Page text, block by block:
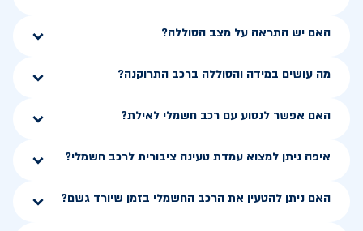
האם יש התראה על מצב הסוללה?
מה עושים במידה והסוללה ברכב התרוקנה?
האם אפשר לנסוע עם רכב חשמלי לאילת?
איפה ניתן למצוא עמדת טעינה ציבורית לרכב חשמלי?
האם ניתן להטעין את הרכב החשמלי בזמן שיורד גשם?